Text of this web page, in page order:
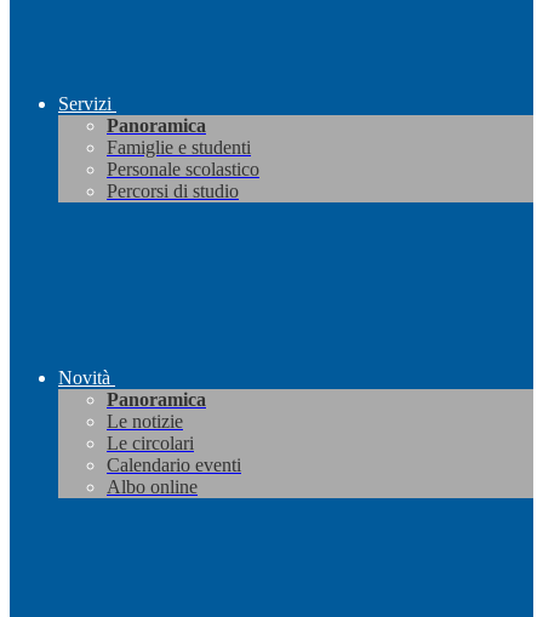
Servizi
Panoramica
Famiglie e studenti
Personale scolastico
Percorsi di studio
Novità
Panoramica
Le notizie
Le circolari
Calendario eventi
Albo online